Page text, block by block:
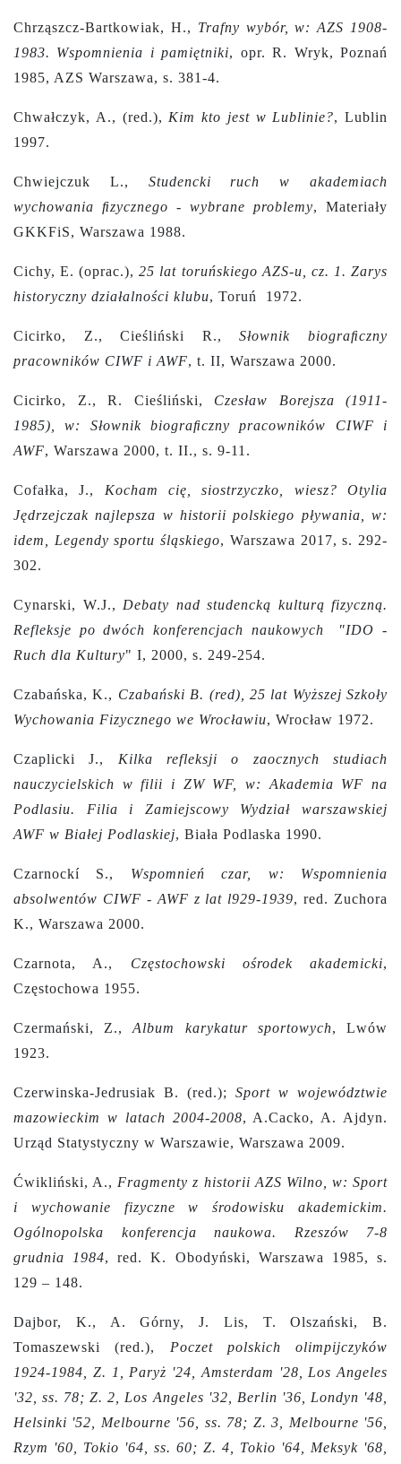
Chrząszcz-Bartkowiak, H., Trafny wybór, w: AZS 1908-
1983. Wspomnienia i pamiętniki, opr. R. Wryk, Poznań
1985, AZS Warszawa, s. 381-4.
Chwałczyk, A., (red.), Kim kto jest w Lublinie?, Lublin
1997.
Chwiejczuk L., Studencki ruch w akademiach
wychowania ﬁzycznego - wybrane problemy, Materiały
GKKFiS, Warszawa 1988.
Cichy, E. (oprac.),25 lat toruńskiego AZS-u, cz. 1. Zarys
historyczny działalności klubu, Toruń 1972.
Cicirko, Z., Cieśliński R.,Słownik biograﬁczny
pracowników CIWF i AWF, t. II, Warszawa 2000.
Cicirko, Z., R. Cieśliński, Czesław Borejsza (1911-
1985), w: Słownik biograﬁczny pracowników CIWF i
AWF, Warszawa 2000, t. II., s. 9-11.
Cofałka, J., Kocham cię, siostrzyczko, wiesz? Otylia
Jędrzejczak najlepsza w historii polskiego pływania, w:
idem, Legendy sportu śląskiego, Warszawa 2017, s. 292-
302.
Cynarski, W.J., Debaty nad studencką kulturą fizyczną.
Refleksje po dwóch konferencjach naukowych
"IDO -
Ruch dla Kultury" I, 2000, s. 249-254.
Czabańska, K., Czabański B. (red), 25 lat Wyższej Szkoły
Wychowania Fizycznego we Wrocławiu, Wrocław 1972.
Czaplicki J., Kilka refleksji o zaocznych studiach
nauczycielskich w filii i ZW WF, w: Akademia WF na
Podlasiu. Filia i Zamiejscowy Wydział warszawskiej
AWF w Białej Podlaskiej, Biała Podlaska 1990.
Czarnockí S., Wspomnień czar, w: Wspomnienia
absolwentów CIWF - AWF z lat l929-1939, red. Zuchora
K., Warszawa 2000.
Czarnota, A., Częstochowski ośrodek akademicki,
Częstochowa 1955.
Czermański, Z.,Album karykatur sportowych, Lwów
1923.
Czerwinska-Jedrusiak B. (red.); Sport w województwie
mazowieckim w latach 2004-2008, A.Cacko, A. Ajdyn.
Urząd Statystyczny w Warszawie, Warszawa 2009.
Ćwikliński, A., Fragmenty z historii AZS Wilno, w: Sport
i wychowanie fizyczne w środowisku akademickim.
Ogólnopolska konferencja naukowa. Rzeszów 7-8
grudnia 1984, red. K. Obodyński, Warszawa 1985, s.
129 – 148.
Dajbor, K., A. Górny, J. Lis, T. Olszański, B.
Tomaszewski (red.), Poczet polskich olimpijczyków
1924-1984, Z. 1, Paryż '24, Amsterdam '28, Los Angeles
'32, ss. 78; Z. 2, Los Angeles '32, Berlin '36, Londyn '48,
Helsinki '52, Melbourne '56, ss. 78; Z. 3, Melbourne '56,
Rzym '60, Tokio '64, ss. 60; Z. 4, Tokio '64, Meksyk '68,